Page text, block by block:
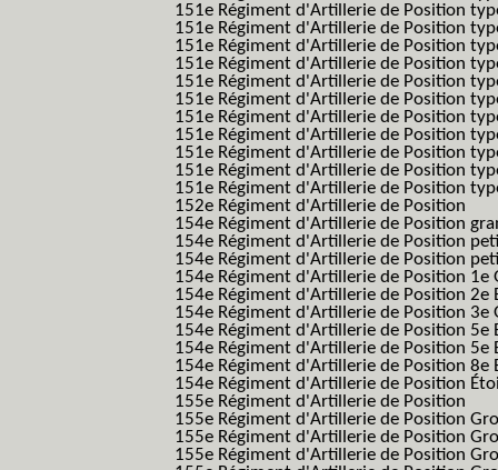
151e Régiment d'Artillerie de Position
151e Régiment d'Artillerie de Position
151e Régiment d'Artillerie de Position
151e Régiment d'Artillerie de Position
151e Régiment d'Artillerie de Position
151e Régiment d'Artillerie de Position
151e Régiment d'Artillerie de Position
151e Régiment d'Artillerie de Position
151e Régiment d'Artillerie de Position
151e Régiment d'Artillerie de Position
151e Régiment d'Artillerie de Position
152e Régiment d'Artillerie de Position
154e Régiment d'Artillerie de Position
154e Régiment d'Artillerie de Position
154e Régiment d'Artillerie de Position
154e Régiment d'Artillerie de Position 1e
154e Régiment d'Artillerie de Position 2e
154e Régiment d'Artillerie de Position 3e
154e Régiment d'Artillerie de Position 5e
154e Régiment d'Artillerie de Position 5e
154e Régiment d'Artillerie de Position 8e
154e Régiment d'Artillerie de Position
155e Régiment d'Artillerie de Position
155e Régiment d'Artillerie de Position
155e Régiment d'Artillerie de Position
155e Régiment d'Artillerie de Position